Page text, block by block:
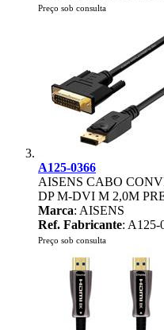
Preço sob consulta
A125-0366
AISENS CABO
DP M-DVI M 2,0M
Marca: AISENS
Ref. Fabricante: A125-
Preço sob consulta